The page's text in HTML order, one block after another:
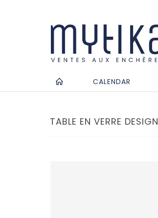
CALENDAR
TABLE EN VERRE